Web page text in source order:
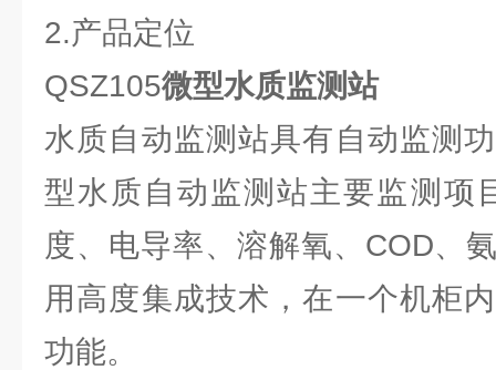
2.产品定位
QSZ105微型水质监测站
水质自动监测站具有自动监测
型水质自动监测站主要监测项
度、电导率、溶解氧、COD、
用高度集成技术，在一个机柜
功能。